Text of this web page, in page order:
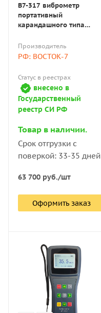
В7-317 виброметр
портативный
карандашного типа
Производитель
РФ: ВОСТОК-7
Статус в реестрах
внесено в
Государственный
реестр СИ РФ
Товар в наличии.
Срок отгрузки с
поверкой: 33-35 дней
63 700 руб./шт
Оформить заказ